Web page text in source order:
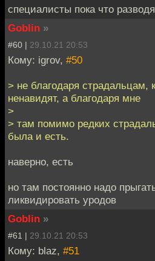
специалисты пока что
Goblin »
#60 | 29.10.21 20:53
Кому: igrov, #50
> не благодаря страдальцам,
ненавидят, а благодаря мне
>
> там помимо редких
была и есть.
наверно, есть
но там постоянно надо
ликвидировать уродов
Goblin »
#61 | 29.10.21 20:53
Кому: blaz, #51